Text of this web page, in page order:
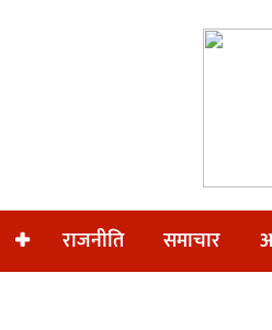
राजनीति समाचार